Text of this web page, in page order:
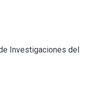
Investigaciones del